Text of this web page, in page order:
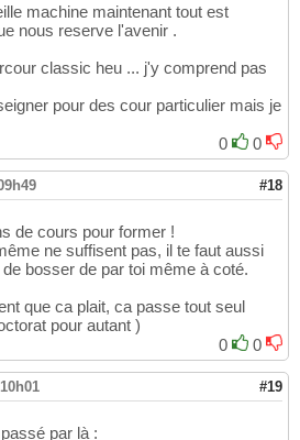
machine maintenant tout est
nous reserve l'avenir .
classic heu ... j'y comprend pas
pour des cour particulier mais je
0
0
#18
de cours pour former !
ne suffisent pas, il te faut aussi
bosser de par toi même à coté.
que ca plait, ca passe tout seul
pour autant )
0
0
#19
par là :